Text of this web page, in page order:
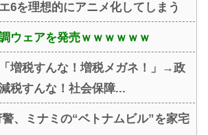
6を理想的にアニメ化してしまう
ウェアを発売ｗｗｗｗｗｗ
増税すんな！増税メガネ！」→政
税すんな！社会保障...
警、ミナミの“ベトナムビル”を家宅